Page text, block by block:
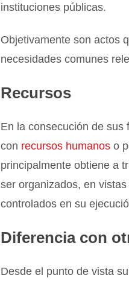
instituciones públicas.
Objetivamente son actos
necesidades comunes
Recursos
En la consecución de sus
con recursos humanos o
principalmente obtiene a
ser organizados, en
controlados en su
Diferencia con
Desde el punto de vista